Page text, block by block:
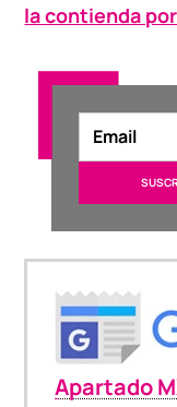
la contienda
Apartado